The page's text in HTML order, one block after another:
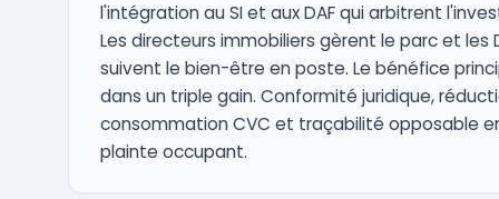
l'intégration au SI et aux DAF qui arbitrent
Les directeurs immobiliers gèrent le parc et les
suivent le bien-être en poste. Le bénéfice
dans un triple gain. Conformité juridique,
consommation CVC et traçabilité opposable
plainte occupant.